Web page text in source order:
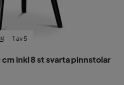
1 av 5
inkl 8 st svarta pinnstolar